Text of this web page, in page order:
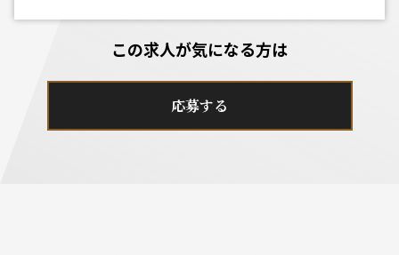
この求人が気になる方は
応募する